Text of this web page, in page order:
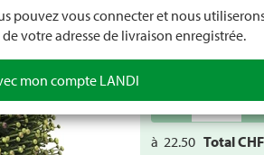
Numéro d'article
remove
à 22.50 Total CHF
pouvez vous connecter et nous
votre adresse de livraison enregistrée.
mon compte LANDI